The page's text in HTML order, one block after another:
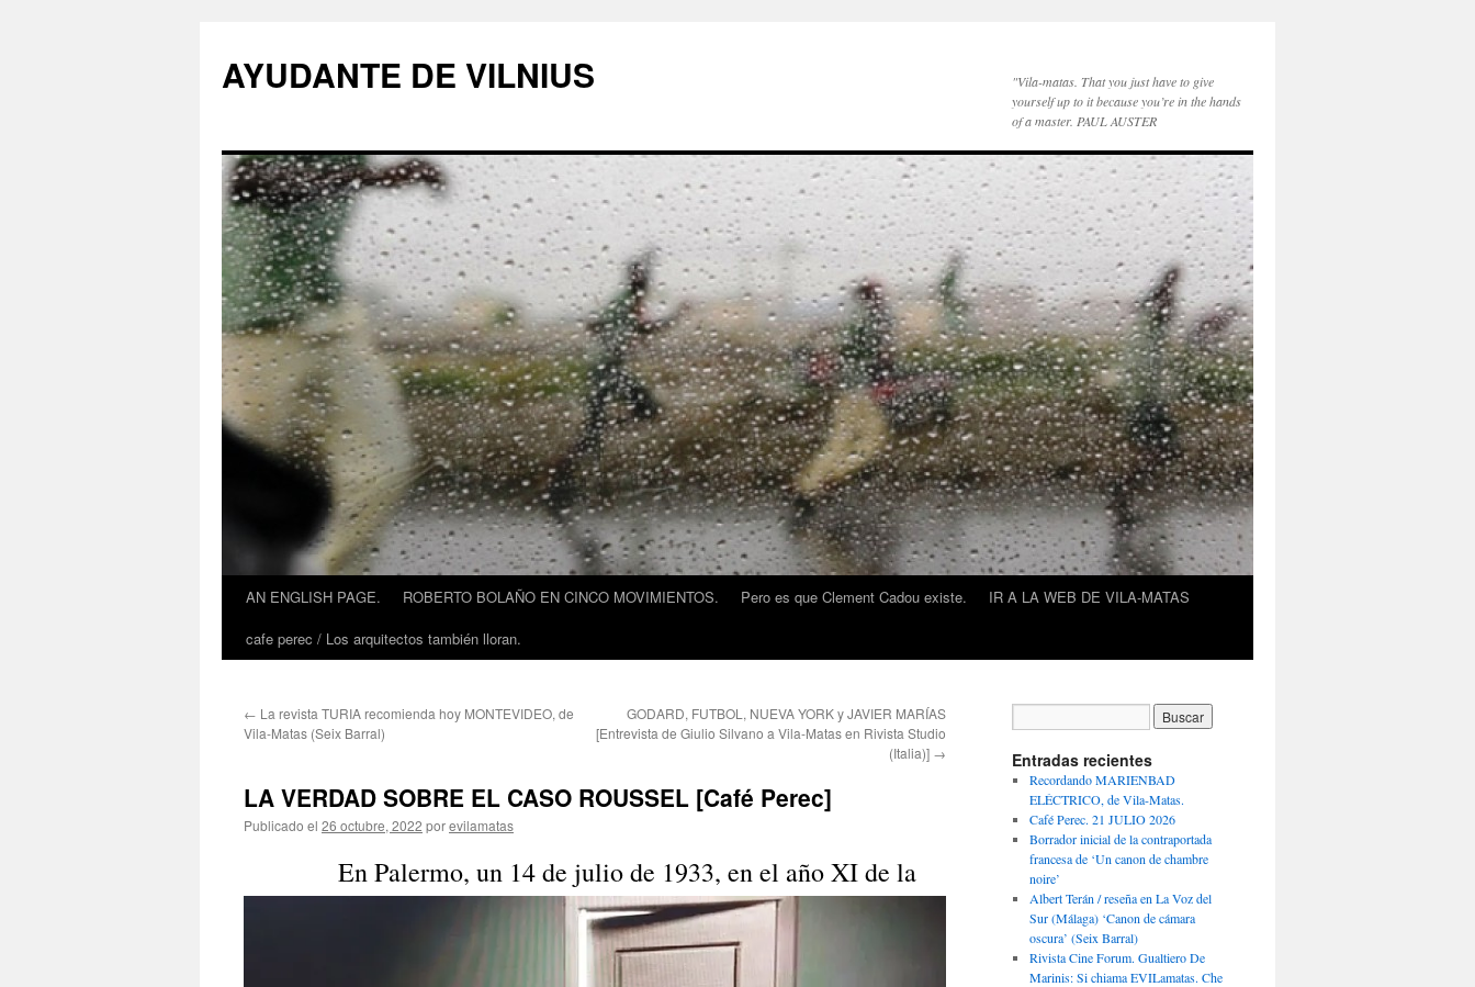
AYUDANTE DE VILNIUS
"Vila-matas. That you just have to give
yourself up to it because you’re in the hands
of a master. PAUL AUSTER
AN ENGLISH PAGE. ROBERTO BOLAÑO EN CINCO MOVIMIENTOS. Pero es que Clement Cadou existe.
IR A LA WEB DE VILA-MATAS
cafe perec / Los arquitectos también lloran.
← La revista TURIA recomienda hoy MONTEVIDEO, de
Vila-Matas (Seix Barral)
GODARD, FUTBOL, NUEVA YORK y JAVIER MARÍAS
[Entrevista de Giulio Silvano a Vila-Matas en Rivista Studio
(Italia)] →
LA VERDAD SOBRE EL CASO ROUSSEL [Café Perec]
Publicado el 26 octubre, 2022 porevilamatas
En Palermo, un 14 de julio de 1933, en el año XI de la
Entradas recientes
Recordando MARIENBAD
ELÉCTRICO, de Vila-Matas.
Café Perec. 21 JULIO 2026
Borrador inicial de la contraportada
francesa de ‘Un canon de chambre
noire’
Albert Terán / reseña en La Voz del
Sur (Málaga) ‘Canon de cámara
oscura’ (Seix Barral)
Rivista Cine Forum. Gualtiero De
Marinis: Si chiama EVILamatas. Che